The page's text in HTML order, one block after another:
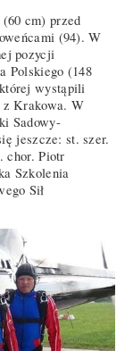
cm) przed
(94). W
pozycji
Polskiego (148
wystąpili
z Krakowa. W
Sadowy-
jeszcze: st. szer.
chor. Piotr
Szkolenia
Sił